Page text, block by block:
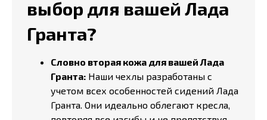
выбор для вашей Лада
Гранта?
Словно вторая кожа для вашей Лада
Гранта: Наши чехлы разработаны с
учетом всех особенностей сидений Лада
Гранта. Они идеально облегают кресла,